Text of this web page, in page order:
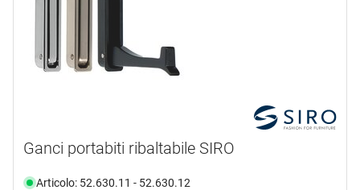
Ganci portabiti ribaltabile SIRO
Articolo: 52.630.11 - 52.630.12